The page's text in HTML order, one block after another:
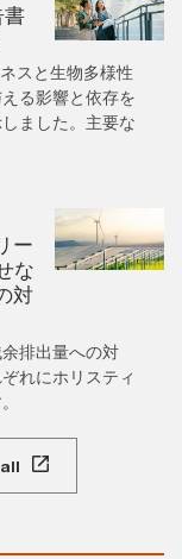
書
スと生物多様性
る影響と依存を
ました。主要な
ー
な
対
排出量への対
れにホリスティ